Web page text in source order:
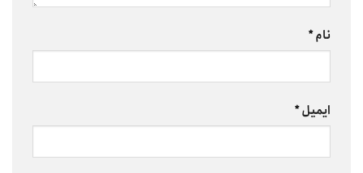
نام*
ایمیل*